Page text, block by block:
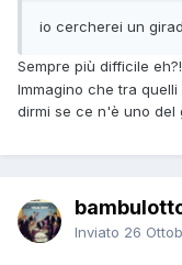
io cercherei un
Sempre più difficile eh?!
Immagino che tra
dirmi se ce n'è uno del
Inviato 26